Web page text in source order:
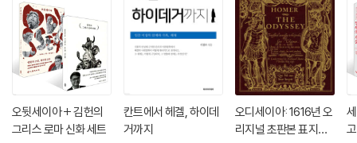
5) 예술적 천재 289
6) 목적론적 판단력 비판 292
7) 비판적 고찰 297
에필로그 301
찾아보기 311
오뒷세이아 + 김헌의
그리스 로마 신화 세트
칸트에서 헤겔, 하이데
거까지
오디세이아: 1616년 오
리지널 초판본 표지디